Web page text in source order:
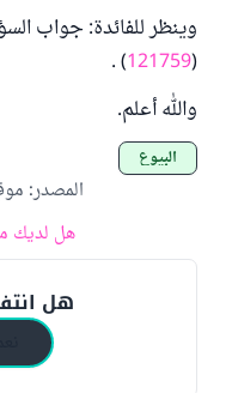
وينظر للفائدة: جواب
(
121759
) .
والله أعلم.
البيوع
المصدر:
هل لديك
هل